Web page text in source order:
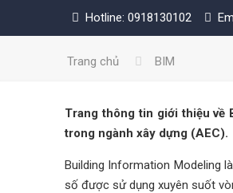
Hotline: 0918130102
Trang chủ BIM
Trang thông tin giới thiệu về
trong ngành xây dựng (AEC).
Building Information Modeling
số được sử dụng xuyên suốt